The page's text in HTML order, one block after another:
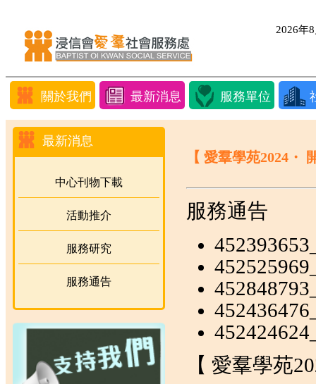
2026年
關於我們 最新消息 服務單位
最新消息
中心刊物下載
活動推介
服務研究
服務通告
【 愛羣學苑2024・
服務通告
【 愛羣學苑